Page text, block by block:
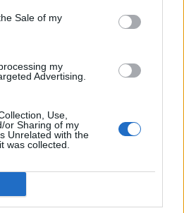
Sale of my
my
Advertising.
Use,
or Sharing of my
Unrelated with the
was collected.
Tok igjen
bakfra